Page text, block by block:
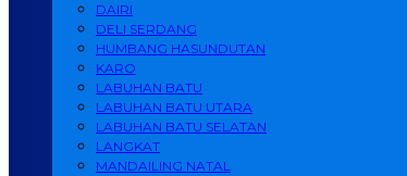
DAIRI
DELI SERDANG
HUMBANG HASUNDUTAN
KARO
LABUHAN BATU
LABUHAN BATU UTARA
LABUHAN BATU SELATAN
LANGKAT
MANDAILING NATAL